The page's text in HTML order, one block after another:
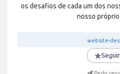
os desafios de cada um dos
nosso
website-
★Seguir